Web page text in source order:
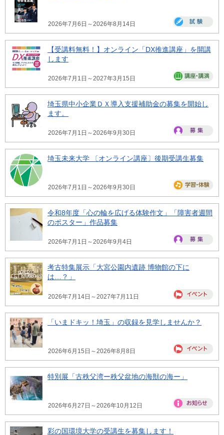
2026年7月6日～2026年8月14日
【受講料無料！】オンライン「DX推進講座」を開講
します
2026年7月1日～2027年3月15日
埼玉県中小企業ＤＸ導入支援補助金の募集を開始し
ます。
2026年7月1日～2026年9月30日
埼玉未来大学 〔オンライン講座〕後期受講生募集
2026年7月1日～2026年9月30日
令和8年度「心の輪を広げる体験作文」「障害者週間
のポスター」作品募集
2026年7月1日～2026年9月4日
考古特集展示「大宮公園内遺跡 博物館の下に
は…？」
2026年7月14日～2027年7月11日
「いまドキッ！埼玉」の収録を見学しませんか？
2026年6月15日～2026年8月8日
特別展「古秩父湾ー秩父盆地の海獣の海ー」
2026年6月27日～2026年10月12日
彩の国環境大学の受講生を募集します！